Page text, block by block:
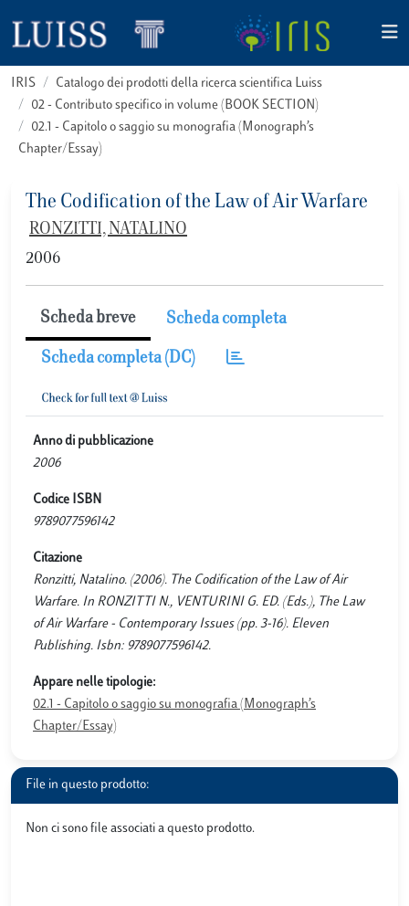
IRIS
Catalogo dei prodotti della ricerca scientifica Luiss
02 - Contributo specifico in volume (BOOK SECTION)
02.1 - Capitolo o saggio su monografia (Monograph’s
Chapter/Essay)
The Codification of the Law of Air Warfare
RONZITTI, NATALINO
2006
Scheda breve Scheda completa
Scheda completa (DC)
Anno di pubblicazione
2006
Codice ISBN
9789077596142
Citazione
Ronzitti, Natalino. (2006). The Codification of the Law of Air
Warfare. In RONZITTI N., VENTURINI G. ED. (Eds.), The Law
of Air Warfare - Contemporary Issues (pp. 3-16). Eleven
Publishing. Isbn: 9789077596142.
Appare nelle tipologie:
02.1 - Capitolo o saggio su monografia (Monograph’s
Chapter/Essay)
File in questo prodotto:
Non ci sono file associati a questo prodotto.